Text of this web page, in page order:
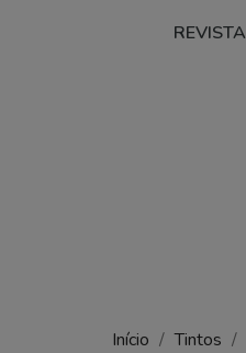
REVISTA
Início Tintos